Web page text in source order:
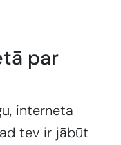
par
interneta
tev ir jābūt